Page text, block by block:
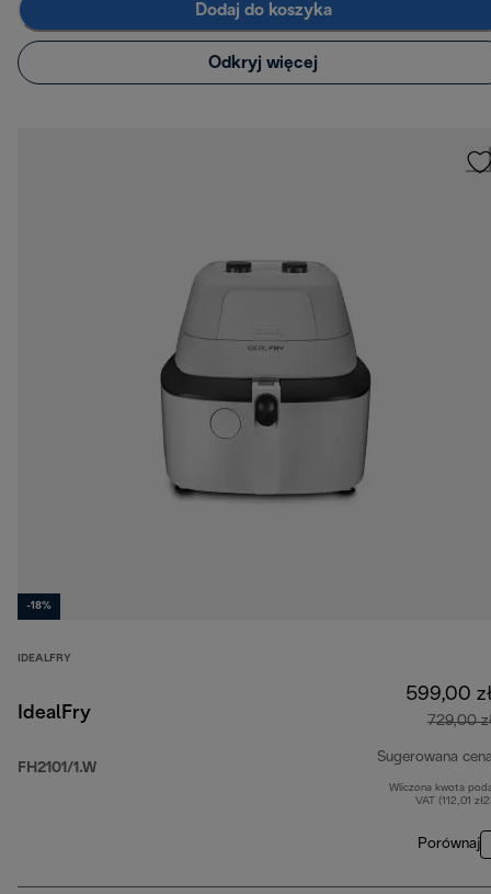
Dodaj do koszyka
Odkryj więcej
-18%
IDEALFRY
IdealFry
FH2101/1.W
599,00
729,00
Sugerowana
Wliczona kwota
VAT (112,01
Porównaj